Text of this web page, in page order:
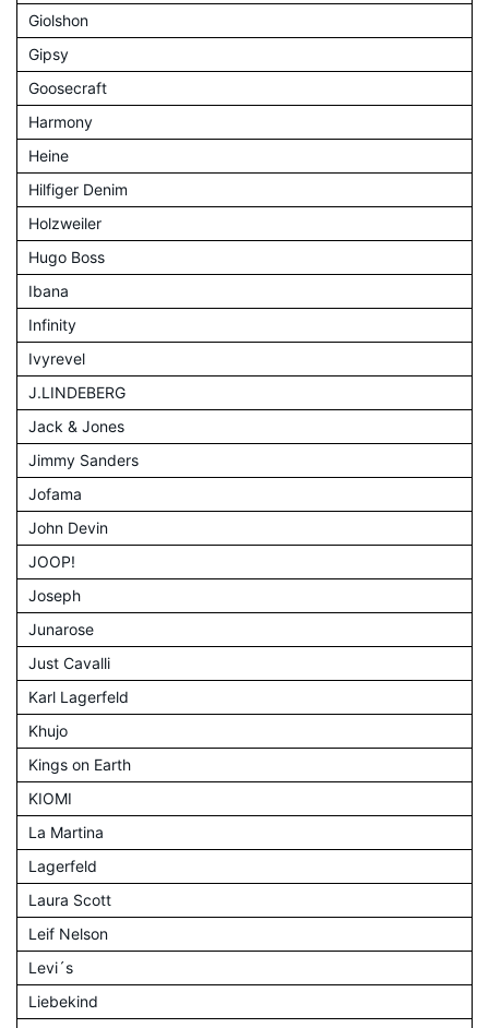
Giolshon
Gipsy
Goosecraft
Harmony
Heine
Hilfiger Denim
Holzweiler
Hugo Boss
Ibana
Infinity
Ivyrevel
J.LINDEBERG
Jack & Jones
Jimmy Sanders
Jofama
John Devin
JOOP!
Joseph
Junarose
Just Cavalli
Karl Lagerfeld
Khujo
Kings on Earth
KIOMI
La Martina
Lagerfeld
Laura Scott
Leif Nelson
Levi´s
Liebekind